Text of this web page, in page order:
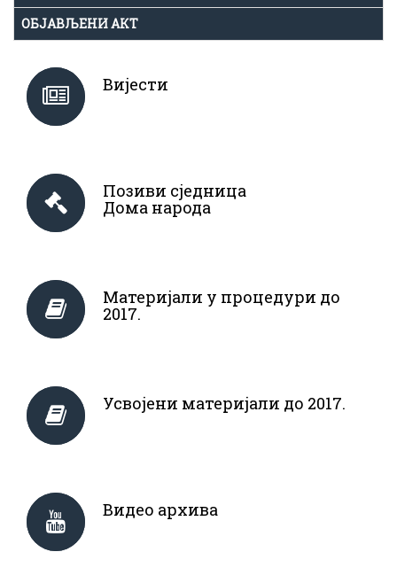
ОБЈАВЉЕНИ АКТ
Вијести
Позиви сједница
Дома народа
Материјали у процедури до
2017.
Усвојени материјали до 2017.
Видео архива